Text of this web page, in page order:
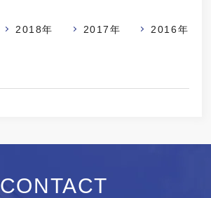
2018年 2017年 2016年
CONTACT